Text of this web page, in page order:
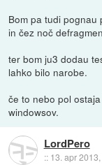
Bom pa tudi pognau
in čez noč
ter bom ju3 dodau
lahko bilo narobe.
če to nebo pol
windowsov.
LordPero
:: 13. apr